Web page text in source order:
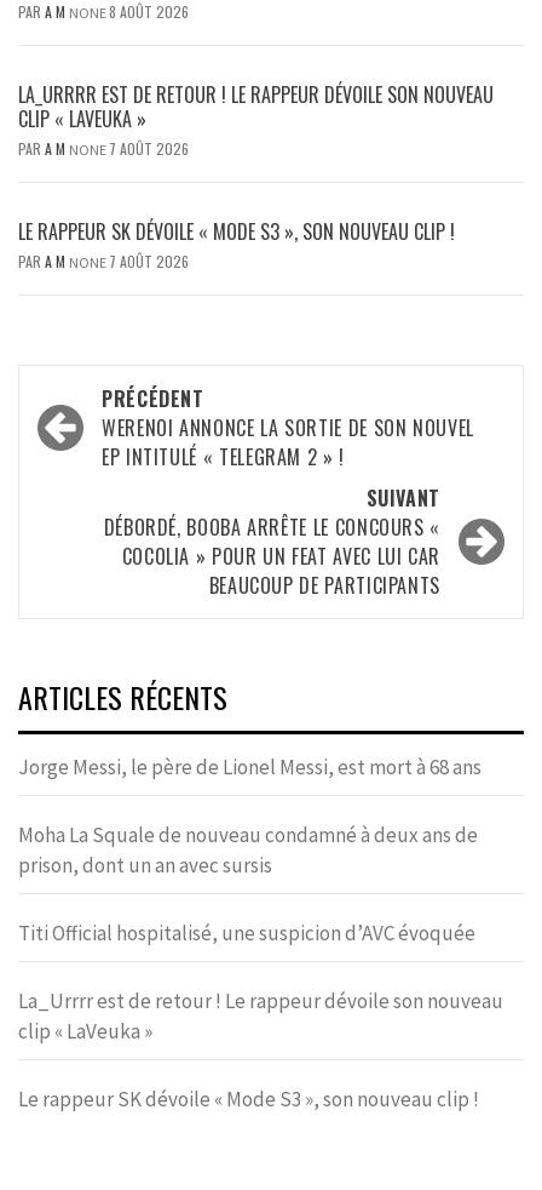
PAR A M NONE8 AOÛT 2026
LA_URRRR EST DE RETOUR ! LE RAPPEUR DÉVOILE SON NOUVEAU
CLIP « LAVEUKA »
PAR A M NONE 7 AOÛT 2026
LE RAPPEUR SK DÉVOILE « MODE S3 », SON NOUVEAU CLIP !
PAR A M NONE 7 AOÛT 2026
Navigation
d’article
PRÉCÉDENT
WERENOI ANNONCE LA SORTIE DE SON NOUVEL
EP INTITULÉ « TELEGRAM 2 » !
SUIVANT
DÉBORDÉ, BOOBA ARRÊTE LE CONCOURS «
COCOLIA » POUR UN FEAT AVEC LUI CAR
BEAUCOUP DE PARTICIPANTS
ARTICLES RÉCENTS
Jorge Messi, le père de Lionel Messi, est mort à 68 ans
Moha La Squale de nouveau condamné à deux ans de
prison, dont un an avec sursis
Titi Official hospitalisé, une suspicion d’AVC évoquée
La_Urrrr est de retour ! Le rappeur dévoile son nouveau
clip « LaVeuka »
Le rappeur SK dévoile « Mode S3 », son nouveau clip !